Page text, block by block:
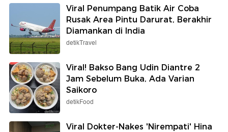
Viral Penumpang Batik Air Coba
Rusak Area Pintu Darurat, Berakhir
Diamankan di India
detikTravel
Viral! Bakso Bang Udin Diantre 2
Jam Sebelum Buka, Ada Varian
Saikoro
detikFood
Viral Dokter-Nakes 'Nirempati' Hina